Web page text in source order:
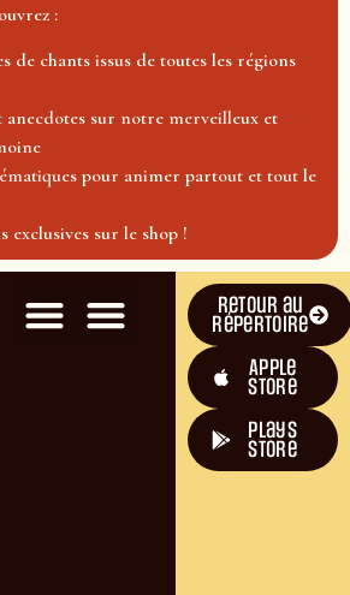
:
de chants issus de toutes les régions
anecdotes sur notre merveilleux et
pour animer partout et tout le
exclusives sur le shop !
Retour au
répertoire
Apple
Store
plays
store